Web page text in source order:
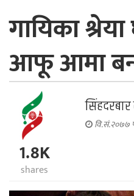
गायिका
आफू आमा
वि.सं.२०७७
1.8K
shares